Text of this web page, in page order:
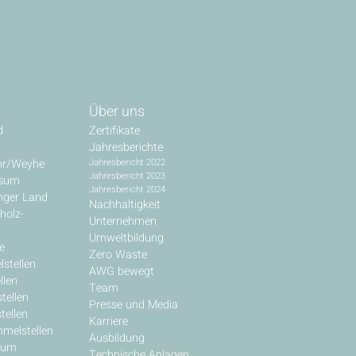
Weyhe
Land
Über uns
Zertifikate
Jahresberichte
Jahresbericht 2022
Jahresbericht 2023
Jahresbericht 2024
Nachhaltigkeit
Unternehmen
Umweltbildung
Zero Waste
AWG bewegt
Team
Presse und Media
Karriere
Ausbildung